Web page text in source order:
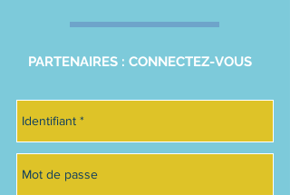
PARTENAIRES : CONNECTEZ-VOUS